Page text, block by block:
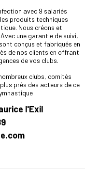
avec 9 salariés
produits techniques
Nous créons et
une garantie de suivi,
conçus et fabriqués en
de nos clients en offrant
de vos clubs.
clubs, comités
près des acteurs de ce
!
l'Exil